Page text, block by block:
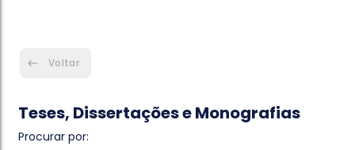
Voltar
Teses, Dissertações e Monografias
Procurar por: